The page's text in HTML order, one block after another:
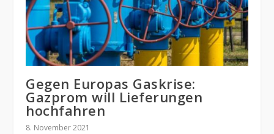
Gegen Europas Gaskrise:
Gazprom will Lieferungen
hochfahren
8. November 2021